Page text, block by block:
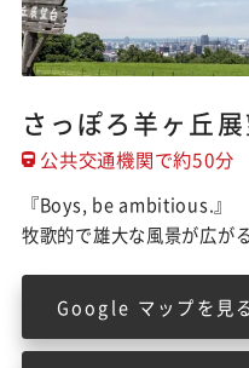
さっぽろ羊ヶ丘
公共交通機関で約50分
『Boys, be ambitious.』
牧歌的で雄大な風景が広が
Google マップを見